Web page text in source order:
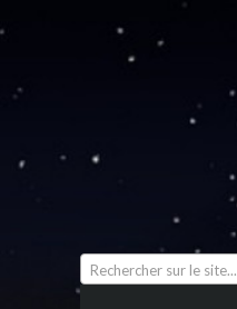
Rechercher sur le site...